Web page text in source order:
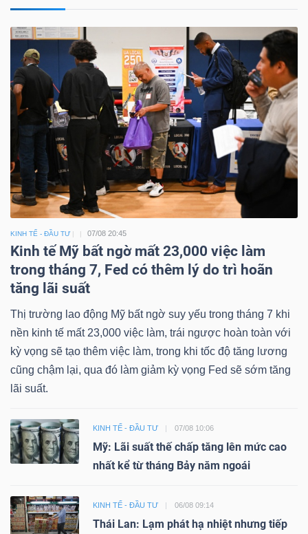
KINH TẾ - ĐẦU TƯ 07/08 20:45
Kinh tế Mỹ bất ngờ mất 23,000 việc làm
trong tháng 7, Fed có thêm lý do trì hoãn
tăng lãi suất
Thị trường lao động Mỹ bất ngờ suy yếu trong tháng 7 khi
nền kinh tế mất 23,000 việc làm, trái ngược hoàn toàn với
kỳ vọng sẽ tạo thêm việc làm, trong khi tốc độ tăng lương
cũng chậm lại, qua đó làm giảm kỳ vọng Fed sẽ sớm tăng
lãi suất.
KINH TẾ - ĐẦU TƯ 07/08 10:06
Mỹ: Lãi suất thế chấp tăng lên mức cao
nhất kể từ tháng Bảy năm ngoái
KINH TẾ - ĐẦU TƯ 06/08 09:14
Thái Lan: Lạm phát hạ nhiệt nhưng tiếp